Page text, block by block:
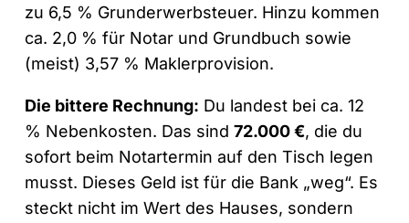
zu 6,5 % Grunderwerbsteuer. Hinzu kommen
ca. 2,0 % für Notar und Grundbuch sowie
(meist) 3,57 % Maklerprovision.
Die bittere Rechnung: Du landest bei ca. 12
% Nebenkosten. Das sind 72.000 €, die du
sofort beim Notartermin auf den Tisch legen
musst. Dieses Geld ist für die Bank „weg“. Es
steckt nicht im Wert des Hauses, sondern